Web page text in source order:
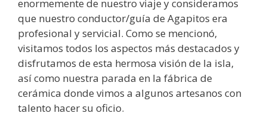
enormemente de nuestro viaje y consideramos
que nuestro conductor/guía de Agapitos era
profesional y servicial. Como se mencionó,
visitamos todos los aspectos más destacados y
disfrutamos de esta hermosa visión de la isla,
así como nuestra parada en la fábrica de
cerámica donde vimos a algunos artesanos con
talento hacer su oficio.